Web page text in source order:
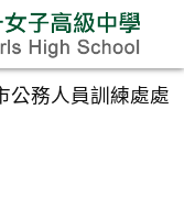
公務人員訓練處處